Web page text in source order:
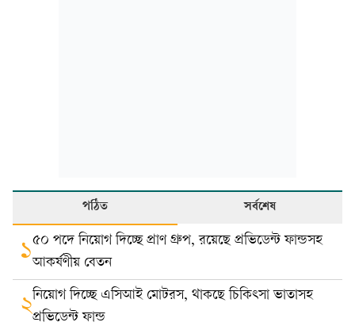
পঠিত সর্বশেষ
১৫০ পদে নিয়োগ দিচ্ছে প্রাণ গ্রুপ, রয়েছে প্রভিডেন্ট ফান্ডসহ
আকর্ষণীয় বেতন
২নিয়োগ দিচ্ছে এসিআই মোটরস, থাকছে চিকিৎসা ভাতাসহ
প্রভিডেন্ট ফান্ড